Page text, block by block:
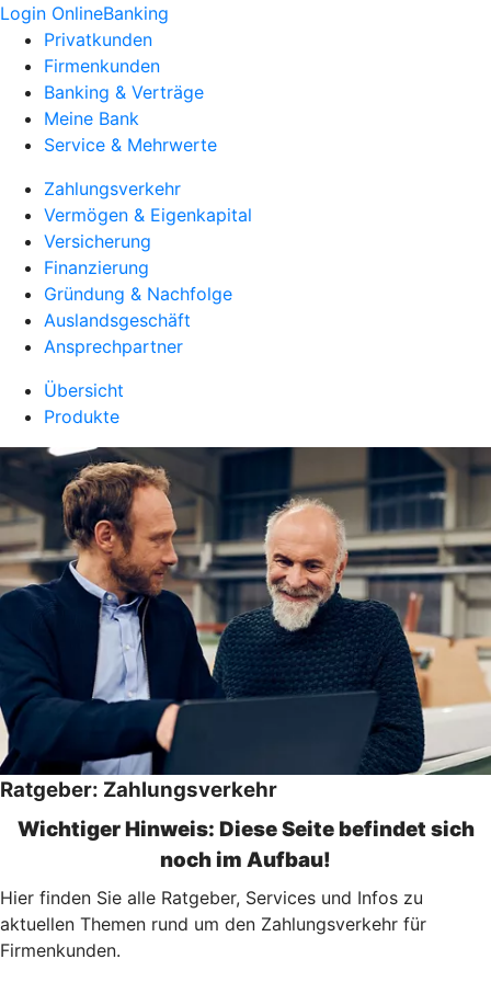
Login OnlineBanking
Privatkunden
Firmenkunden
Banking & Verträge
Meine Bank
Service & Mehrwerte
Zahlungsverkehr
Vermögen & Eigenkapital
Versicherung
Finanzierung
Gründung & Nachfolge
Auslandsgeschäft
Ansprechpartner
Übersicht
Produkte
Ratgeber: Zahlungsverkehr
Wichtiger Hinweis: Diese Seite befindet sich
noch im Aufbau!
Hier finden Sie alle Ratgeber, Services und Infos zu
aktuellen Themen rund um den Zahlungsverkehr für
Firmenkunden.